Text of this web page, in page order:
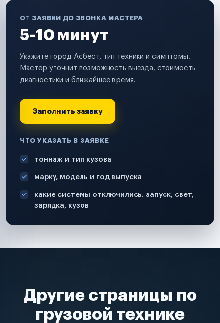
ОТ ЗАЯВКИ ДО ЗВОНКА МАСТЕРА
5-10 минут
Укажите город Асбест, тип техники и симптомы.
Мастер уточнит возможность выезда, стоимость
диагностики и ближайшее время.
Заполнить заявку
ЧТО УКАЗАТЬ В ЗАЯВКЕ
тоннаж и тип кузова
марку, модель и год выпуска
какие системы отключились: запуск, свет,
зарядка, кузов
Другие страницы по
грузовой технике